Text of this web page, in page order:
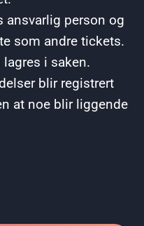
ansvarlig person og
som andre tickets.
i saken.
blir registrert
at noe blir liggende